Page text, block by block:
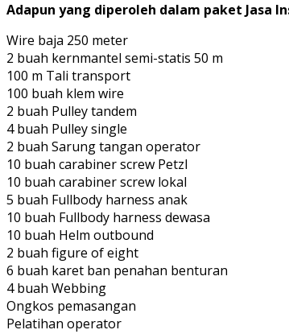
Adapun yang diperoleh dalam paket Jasa
Wire baja 250 meter
2 buah kernmantel semi-statis 50 m
100 m Tali transport
100 buah klem wire
2 buah Pulley tandem
4 buah Pulley single
2 buah Sarung tangan operator
10 buah carabiner screw Petzl
10 buah carabiner screw lokal
5 buah Fullbody harness anak
10 buah Fullbody harness dewasa
10 buah Helm outbound
2 buah figure of eight
6 buah karet ban penahan benturan
4 buah Webbing
Ongkos pemasangan
Pelatihan operator